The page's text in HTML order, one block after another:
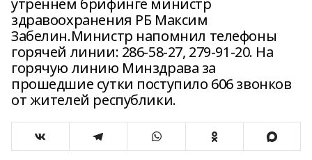
утреннем брифинге министр
здравоохранения РБ Максим
Забелин.Министр напомнил телефоны
горячей линии: 286-58-27, 279-91-20. На
горячую линию Минздрава за
прошедшие сутки поступило 606 звонков
от жителей республики.